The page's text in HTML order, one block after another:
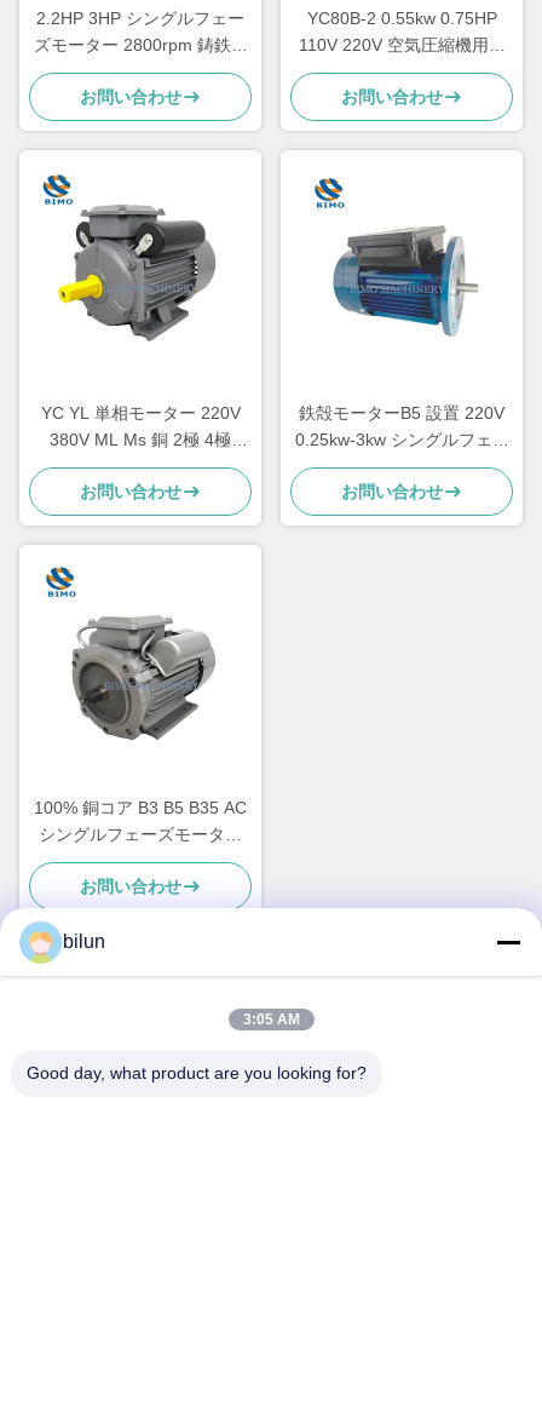
2.2HP 3HP シングルフェー
ズモーター 2800rpm 鋳鉄キ
ャッシングコンデンサター
スタートモーター CSR
お問い合わせ
YC80B-2 0.55kw 0.75HP
110V 220V 空気圧縮機用単
相電機
お問い合わせ
YC YL 単相モーター 220V
380V ML Ms 銅 2極 4極
2.2kw 1.5kw 1.1kw 0.75kw
3kw
お問い合わせ
鉄殻モーターB5 設置 220V
0.25kw-3kw シングルフェー
ズアシンクロンモーター
お問い合わせ
100% 銅コア B3 B5 B35 AC
シングルフェーズモーター
鉄殻モーター インダクショ
ンモーター
お問い合わせ
住所
bilun
3:05 AM
Good day, what product are you looking for?